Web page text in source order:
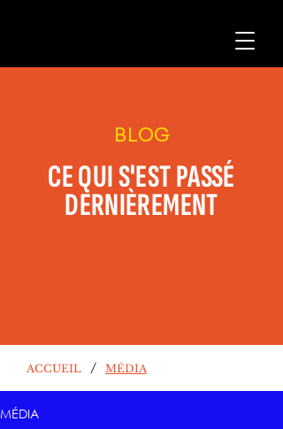
BLOG
CE QUI S'EST PASSÉ
DERNIÈREMENT
ACCUEIL / MÉDIA
MÉDIA